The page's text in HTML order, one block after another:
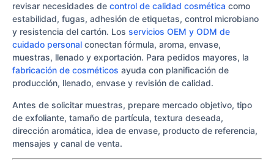
revisar necesidades de control de calidad cosmética como
estabilidad, fugas, adhesión de etiquetas, control microbiano
y resistencia del cartón. Los servicios OEM y ODM de
cuidado personal conectan fórmula, aroma, envase,
muestras, llenado y exportación. Para pedidos mayores, la
fabricación de cosméticos ayuda con planificación de
producción, llenado, envase y revisión de calidad.
Antes de solicitar muestras, prepare mercado objetivo, tipo
de exfoliante, tamaño de partícula, textura deseada,
dirección aromática, idea de envase, producto de referencia,
mensajes y canal de venta.